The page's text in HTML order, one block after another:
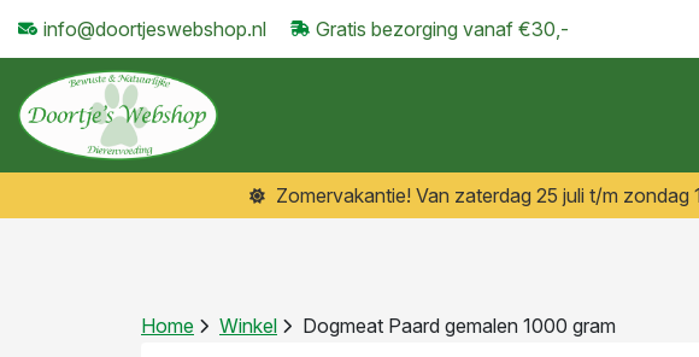
info@doortjeswebshop.nl Gratis bezorging vanaf €30,-
Zomervakantie! Van zaterdag 25 juli t/m
Home Winkel Dogmeat Paard gemalen 1000 gram